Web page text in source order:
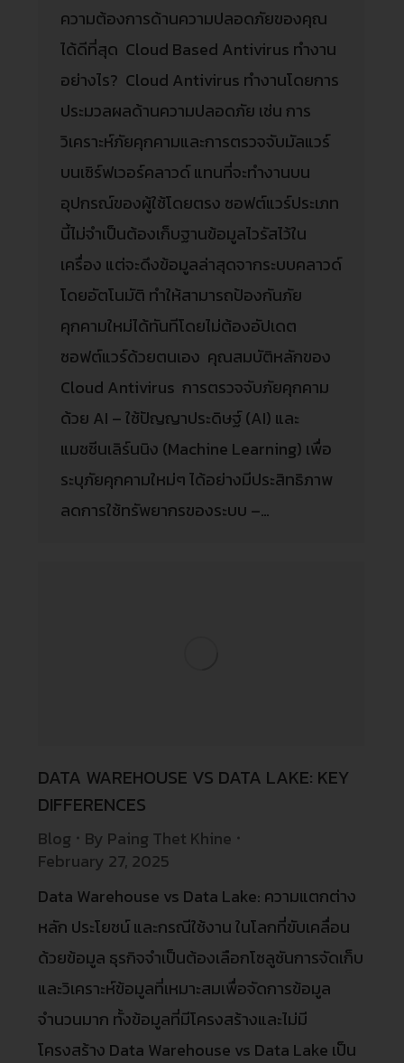
ความต้องการด้านความปลอดภัยของคุณ
ได้ดีที่สุด Cloud Based Antivirus ทำงาน
อย่างไร? Cloud Antivirus ทำงานโดยการ
ประมวลผลด้านความปลอดภัย เช่น การ
วิเคราะห์ภัยคุกคามและการตรวจจับมัลแวร์
บนเซิร์ฟเวอร์คลาวด์ แทนที่จะทำงานบน
อุปกรณ์ของผู้ใช้โดยตรง ซอฟต์แวร์ประเภท
นี้ไม่จำเป็นต้องเก็บฐานข้อมูลไวรัสไว้ใน
เครื่อง แต่จะดึงข้อมูลล่าสุดจากระบบคลาวด์
โดยอัตโนมัติ ทำให้สามารถป้องกันภัย
คุกคามใหม่ได้ทันทีโดยไม่ต้องอัปเดต
ซอฟต์แวร์ด้วยตนเอง คุณสมบัติหลักของ
Cloud Antivirus การตรวจจับภัยคุกคาม
ด้วย AI – ใช้ปัญญาประดิษฐ์ (AI) และ
แมชชีนเลิร์นนิง (Machine Learning) เพื่อ
ระบุภัยคุกคามใหม่ๆ ได้อย่างมีประสิทธิภาพ
ลดการใช้ทรัพยากรของระบบ –…
DATA WAREHOUSE VS DATA LAKE: KEY
DIFFERENCES
Blog By Paing Thet Khine
February 27, 2025
Data Warehouse vs Data Lake: ความแตกต่าง
หลัก ประโยชน์ และกรณีใช้งาน ในโลกที่ขับเคลื่อน
ด้วยข้อมูล ธุรกิจจำเป็นต้องเลือกโซลูชันการจัดเก็บ
และวิเคราะห์ข้อมูลที่เหมาะสมเพื่อจัดการข้อมูล
จำนวนมาก ทั้งข้อมูลที่มีโครงสร้างและไม่มี
โครงสร้าง Data Warehouse vs Data Lake เป็น